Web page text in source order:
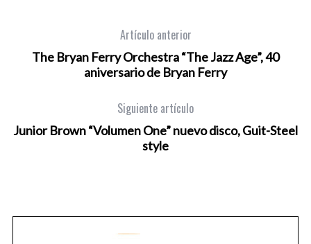
Artículo anterior
The Bryan Ferry Orchestra “The Jazz Age”, 40
aniversario de Bryan Ferry
Siguiente artículo
Junior Brown “Volumen One” nuevo disco, Guit-Steel
style